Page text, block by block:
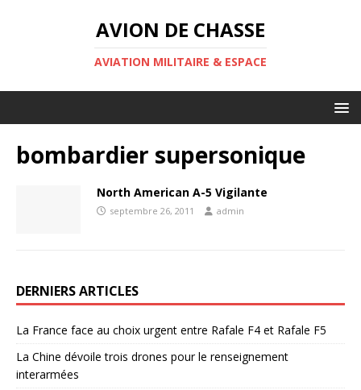
AVION DE CHASSE
AVIATION MILITAIRE & ESPACE
bombardier supersonique
North American A-5 Vigilante
septembre 26, 2011 admin
DERNIERS ARTICLES
La France face au choix urgent entre Rafale F4 et Rafale F5
La Chine dévoile trois drones pour le renseignement
interarmées